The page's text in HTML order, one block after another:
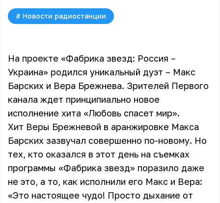
# Новости радиостанции
На проекте «Фабрика звезд: Россия –
Украина» родился уникальный дуэт – Макс
Барских и Вера Брежнева. Зрителей Первого
канала ждет принципиально новое
исполнение хита «Любовь спасет мир».
Хит Веры Брежневой в аранжировке Макса
Барских зазвучал совершенно по-новому. Но
тех, кто оказался в этот день на съемках
программы «Фабрика звезд» поразило даже
не это, а то, как исполнили его Макс и Вера:
«Это настоящее чудо! Просто дыхание от